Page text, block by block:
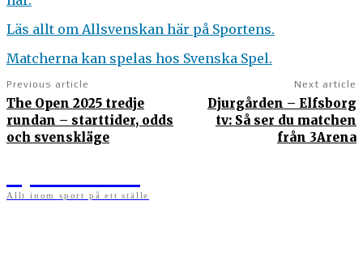
Läs allt om Allsvenskan här på Sportens.
Matcherna kan spelas hos Svenska Spel.
Previous article
The Open 2025 tredje
rundan – starttider, odds
och svenskläge
Next article
Djurgården – Elfsborg
tv: Så ser du matchen
från 3Arena
Allt inom sport på ett ställe